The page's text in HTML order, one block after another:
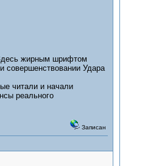
жирным шрифтом
совершенствовании Удара
читали и начали
реального
Записан